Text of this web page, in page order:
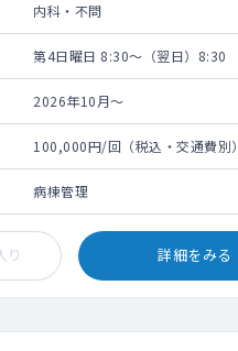
内科・不問
第4日曜日 8:30～（翌日）8:30
2026年10月～
100,000円/回（税込・交通費別）
病棟管理
り 詳細をみる